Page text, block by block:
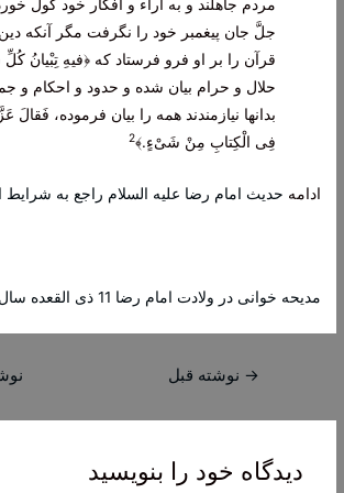
مردم جاهلند و به آراء و افكار خود گول
جلَّ جان پيغمبر خود را نگرفت مگر آنكه
قرآن را بر او فرو فرستاد كه ﴿فيهِ تِبْيانُ
حلال و حرام بيان شده و حدود و احكام و
بدانها نيازمندند همه را بيان فرموده، فَقالَ
فِى الْكِتابِ مِنْ شَىْ‌ءٍ.﴾2
ادامه حديث امام رضا علیه السلام راجع به شرايط
مدیحه خوانی در ولادت امام رضا 11 ذی القعده سال 1420هـ.ق
راهبری
→ نوشته قبل
دیدگاه‌ خود را بنویسید